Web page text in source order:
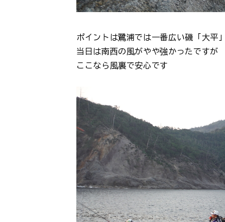
ポイントは鷺浦では一番広い磯「大平
当日は南西の風がやや強かったですが
ここなら風裏で安心です